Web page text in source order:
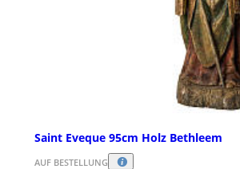
Saint Eveque 95cm Holz Bethleem
AUF BESTELLUNG